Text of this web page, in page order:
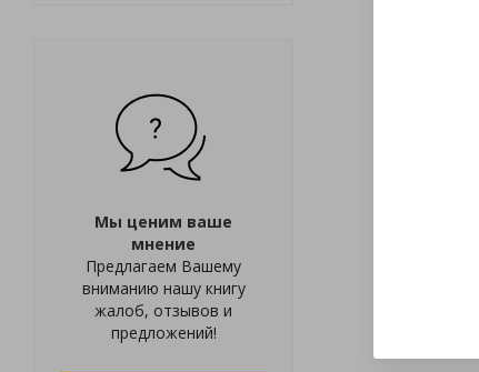
Мы ценим ваше
мнение
Предлагаем Вашему
вниманию нашу книгу
жалоб, отзывов и
предложений!